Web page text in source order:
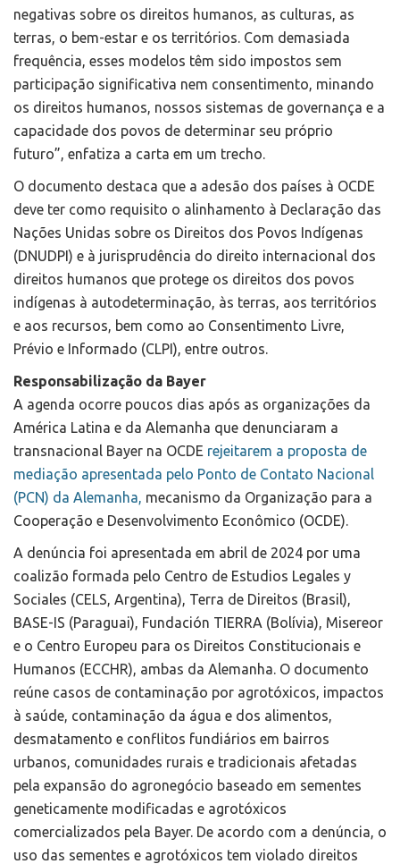
negativas sobre os direitos humanos, as culturas, as
terras, o bem-estar e os territórios. Com demasiada
frequência, esses modelos têm sido impostos sem
participação significativa nem consentimento, minando
os direitos humanos, nossos sistemas de governança e a
capacidade dos povos de determinar seu próprio
futuro”, enfatiza a carta em um trecho.
O documento destaca que a adesão dos países à OCDE
deve ter como requisito o alinhamento à Declaração das
Nações Unidas sobre os Direitos dos Povos Indígenas
(DNUDPI) e à jurisprudência do direito internacional dos
direitos humanos que protege os direitos dos povos
indígenas à autodeterminação, às terras, aos territórios
e aos recursos, bem como ao Consentimento Livre,
Prévio e Informado (CLPI), entre outros.
Responsabilização da Bayer
A agenda ocorre poucos dias após as organizações da
América Latina e da Alemanha que denunciaram a
transnacional Bayer na OCDE rejeitarem a proposta de
mediação apresentada pelo Ponto de Contato Nacional
(PCN) da Alemanha, mecanismo da Organização para a
Cooperação e Desenvolvimento Econômico (OCDE).
A denúncia foi apresentada em abril de 2024 por uma
coalizão formada pelo Centro de Estudios Legales y
Sociales (CELS, Argentina), Terra de Direitos (Brasil),
BASE-IS (Paraguai), Fundación TIERRA (Bolívia), Misereor
e o Centro Europeu para os Direitos Constitucionais e
Humanos (ECCHR), ambas da Alemanha. O documento
reúne casos de contaminação por agrotóxicos, impactos
à saúde, contaminação da água e dos alimentos,
desmatamento e conflitos fundiários em bairros
urbanos, comunidades rurais e tradicionais afetadas
pela expansão do agronegócio baseado em sementes
geneticamente modificadas e agrotóxicos
comercializados pela Bayer. De acordo com a denúncia, o
uso das sementes e agrotóxicos tem violado direitos